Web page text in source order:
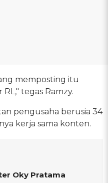
memposting itu
tegas Ramzy.
pengusaha berusia 34
kerja sama konten.
Oky Pratama